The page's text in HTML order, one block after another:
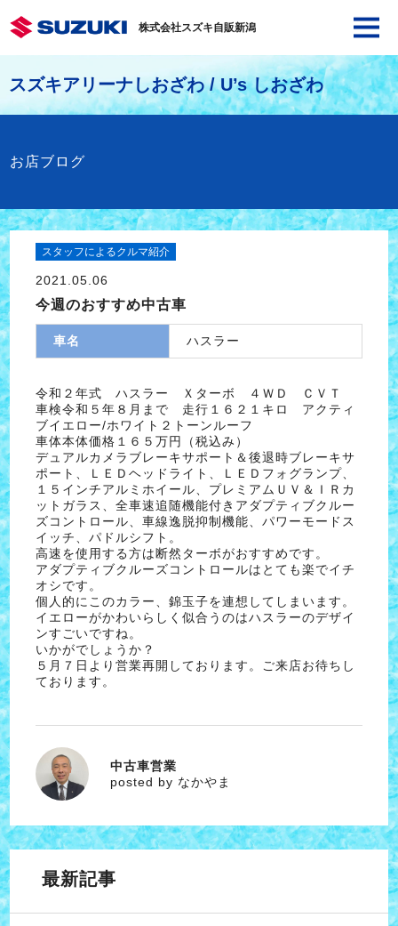
株式会社スズキ自販新潟
スズキアリーナしおざわ / U’s しおざわ
お店ブログ
スタッフによるクルマ紹介
2021.05.06
今週のおすすめ中古車
車名 ハスラー
令和２年式 ハスラー Ｘターボ ４ＷＤ ＣＶＴ
車検令和５年８月まで 走行１６２１キロ アクティ
ブイエロー/ホワイト２トーンルーフ
車体本体価格１６５万円（税込み）
デュアルカメラブレーキサポート＆後退時ブレーキサ
ポート、ＬＥＤヘッドライト、ＬＥＤフォグランプ、
１５インチアルミホイール、プレミアムＵＶ＆ＩＲカ
ットガラス、全車速追随機能付きアダプティブクルー
ズコントロール、車線逸脱抑制機能、パワーモードス
イッチ、パドルシフト。
高速を使用する方は断然ターボがおすすめです。
アダプティブクルーズコントロールはとても楽でイチ
オシです。
個人的にこのカラー、錦玉子を連想してしまいます。
イエローがかわいらしく似合うのはハスラーのデザイ
ンすごいですね。
いかがでしょうか？
５月７日より営業再開しております。ご来店お待ちし
ております。
なかやま
中古車営業
posted by なかやま
最新記事